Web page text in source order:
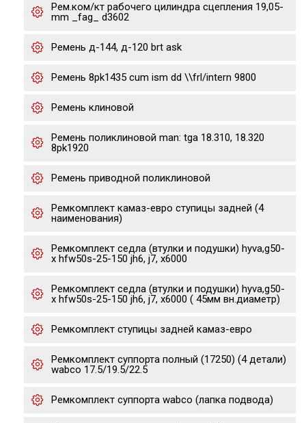
Рем.ком/кт рабочего цилиндра сцепления 19,05-
mm _fag_ d3602
Ремень д-144, д-120 brt ask
Ремень 8pk1435 cum ism dd \\frl/intern 9800
Ремень клиновой
Ремень поликлиновой man: tga 18.310, 18.320
8pk1920
Ремень приводной поликлиновой
Ремкомплект камаз-евро ступицы задней (4
наименования)
Ремкомплект седла (втулки и подушки) hyva,g50-
x hfw50s-25-150 jh6, j7, x6000
Ремкомплект седла (втулки и подушки) hyva,g50-
x hfw50s-25-150 jh6, j7, x6000 ( 45мм вн.диаметр)
Ремкомплект ступицы задней камаз-евро
Ремкомплект суппорта полный (17250) (4 детали)
wabco 17.5/19.5/22.5
Ремкомплект суппорта wabco (лапка подвода)